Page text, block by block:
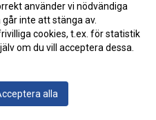
Gysing
2025-10-22 21:19
2025-10-22 12:42
mästerskapen i
använder vi nödvändiga
inte att stänga av.
cookies, t.ex. för statistik
om du vill acceptera dessa.
alla